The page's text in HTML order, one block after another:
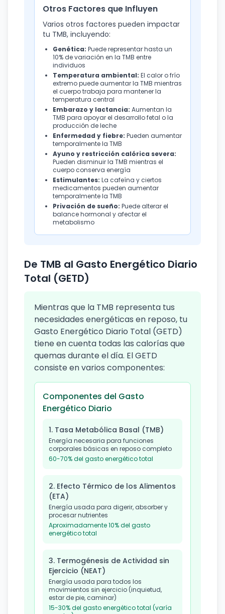
Otros Factores que Influyen
Varios otros factores pueden impactar
tu TMB, incluyendo:
Genética: Puede representar hasta un
10% de variación en la TMB entre
individuos
Temperatura ambiental: El calor o frío
extremo puede aumentar la TMB mientras
el cuerpo trabaja para mantener la
temperatura central
Embarazo y lactancia: Aumentan la
TMB para apoyar el desarrollo fetal o la
producción de leche
Enfermedad y fiebre: Pueden aumentar
temporalmente la TMB
Ayuno y restricción calórica severa:
Pueden disminuir la TMB mientras el
cuerpo conserva energía
Estimulantes: La cafeína y ciertos
medicamentos pueden aumentar
temporalmente la TMB
Privación de sueño: Puede alterar el
balance hormonal y afectar el
metabolismo
De TMB al Gasto Energético Diario
Total (GETD)
Mientras que la TMB representa tus
necesidades energéticas en reposo, tu
Gasto Energético Diario Total (GETD)
tiene en cuenta todas las calorías que
quemas durante el día. El GETD
consiste en varios componentes:
Componentes del Gasto
Energético Diario
1. Tasa Metabólica Basal (TMB)
Energía necesaria para funciones
corporales básicas en reposo completo
60-70% del gasto energético total
2. Efecto Térmico de los Alimentos
(ETA)
Energía usada para digerir, absorber y
procesar nutrientes
Aproximadamente 10% del gasto
energético total
3. Termogénesis de Actividad sin
Ejercicio (NEAT)
Energía usada para todos los
movimientos sin ejercicio (inquietud,
estar de pie, caminar)
15-30% del gasto energético total (varía